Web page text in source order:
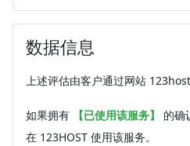
数据信息
上述评估由客户通过网站
如果拥有 【已使用该服务】
的确
在 123HOST 使用该服务。